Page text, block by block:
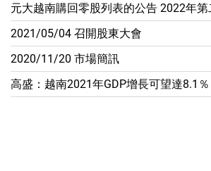
元大越南購回零股列表的公告 2022年
2021/05/04 召開股東大會
2020/11/20 市場簡訊
高盛：越南2021年GDP增​​長可望達8.1％